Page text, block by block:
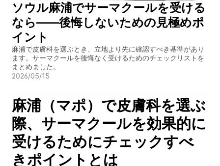
ソウル麻浦でサーマクールを受ける
なら——後悔しないための見極めポ
イント
麻浦で皮膚科を選ぶとき、立地より先に確認すべき基準があり
ます。サーマクールを後悔なく受けるためのチェックリストを
まとめました。
2026/05/15
麻浦（マポ）で皮膚科を選ぶ
際、サーマクールを効果的に
受けるためにチェックすべ
きポイントとは